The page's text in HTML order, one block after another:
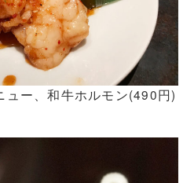
ュー、和牛ホルモン(490円)